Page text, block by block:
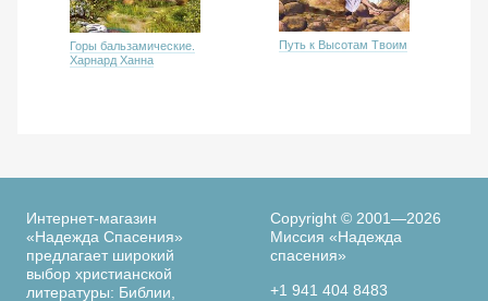
Горы бальзамические.
Харнард Ханна
Путь к Высотам Твоим
Интернет-магазин
«Надежда Спасения»
предлагает широкий
выбор христианской
литературы: Библии,
Copyright © 2001—2026
Миссия «Надежда
спасения»
+1 941 404 8483